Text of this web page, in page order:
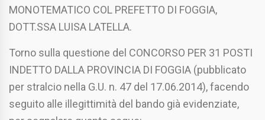
MONOTEMATICO COL PREFETTO DI FOGGIA,
DOTT.SSA LUISA LATELLA.
Torno sulla questione del CONCORSO PER 31 POSTI
INDETTO DALLA PROVINCIA DI FOGGIA (pubblicato
per stralcio nella G.U. n. 47 del 17.06.2014), facendo
seguito alle illegittimità del bando già evidenziate,